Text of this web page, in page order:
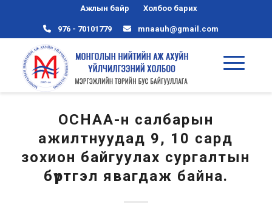
Ажлын байр Холбоо барих
976 - 70101779 mnaauh@gmail.com
ОСНАА-н салбарын
ажилтнуудад 9, 10 сард
зохион байгуулах сургалтын
бүртгэл явагдаж байна.